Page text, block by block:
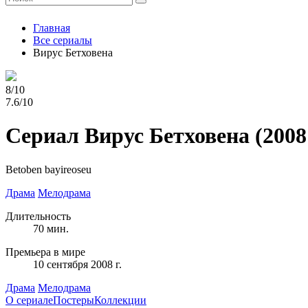
Главная
Все сериалы
Вирус Бетховена
8/10
7.6/10
Сериал Вирус Бетховена
Betoben bayireoseu
Драма Мелодрама
Длительность
70 мин.
Премьера в мире
10 сентября 2008 г.
Драма Мелодрама
О сериалеПостерыКоллекции